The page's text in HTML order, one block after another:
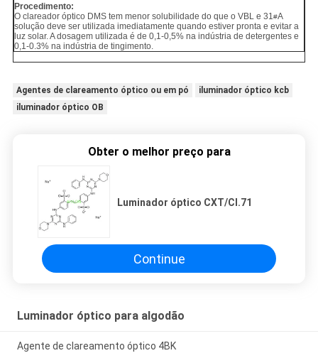
Procedimento:
O clareador óptico DMS tem menor solubilidade do que o VBL e 31#A
solução deve ser utilizada imediatamente quando estiver pronta e evitar a
luz solar. A dosagem utilizada é de 0,1-0,5% na indústria de detergentes e
0,1-0.3% na indústria de tingimento.
Agentes de clareamento óptico ou em pó
iluminador óptico kcb
iluminador óptico OB
Obter o melhor preço para
Luminador óptico CXT/CI.71
Continue
Luminador óptico para algodão
Agente de clareamento óptico 4BK